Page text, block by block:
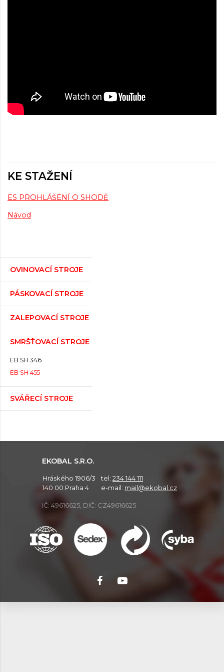
KE STAŽENÍ
ES PROHLÁŠENÍ O SHODĚ
Návod
OVINOVACÍ STROJE
PÁSKOVACÍ STROJE
ZALEPOVACÍ STROJE
SMRŠŤOVACÍ STROJE
EB SH 346
EB SH 455
SVÁŘECÍ STROJE
EKOBAL S.R.O.
Hráského 1906/3
140 00 Praha 4
tel: 234 144 111
e-mail: mail@ekobal.cz
IČ: 49616625, DIČ: CZ49616625